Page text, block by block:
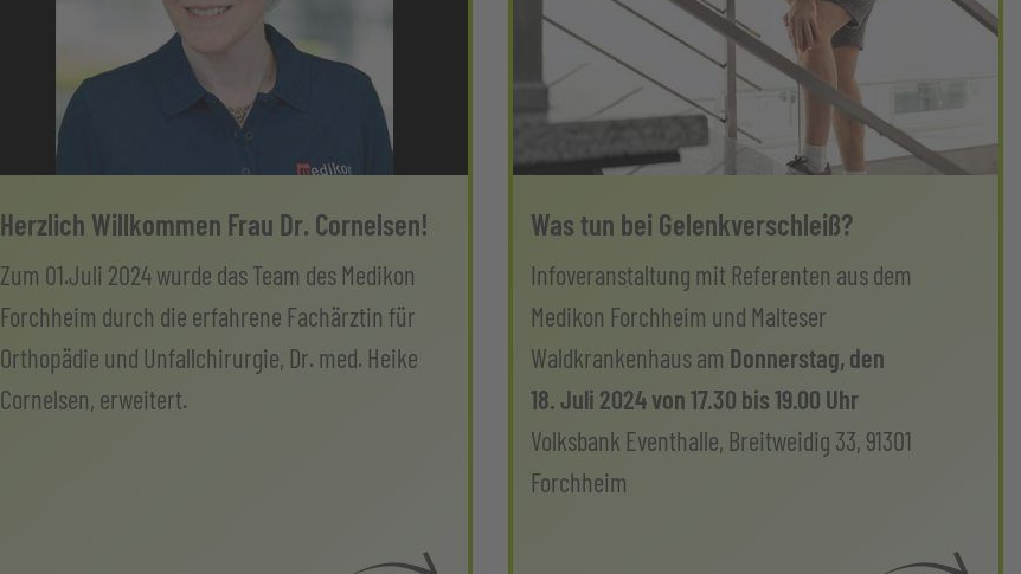
Herzlich Willkommen Frau Dr. Cornelsen!
Zum 01.Juli 2024 wurde das Team des Medikon
Forchheim durch die erfahrene Fachärztin für
Orthopädie und Unfallchirurgie, Dr. med. Heike
Cornelsen, erweitert.
Was tun bei Gelenkverschleiß?
Infoveranstaltung mit Referenten aus dem
Medikon Forchheim und Malteser
Waldkrankenhaus am Donnerstag, den
18. Juli 2024 von 17.30 bis 19.00 Uhr
Volksbank Eventhalle, Breitweidig 33, 91301
Forchheim